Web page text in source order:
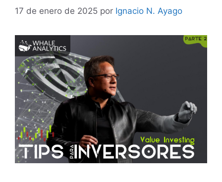
17 de enero de 2025 por Ignacio N. Ayago